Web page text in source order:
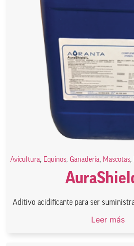
Avicultura, Equinos, Ganadería, Mascotas,
Aditivo acidificante para ser
Leer más